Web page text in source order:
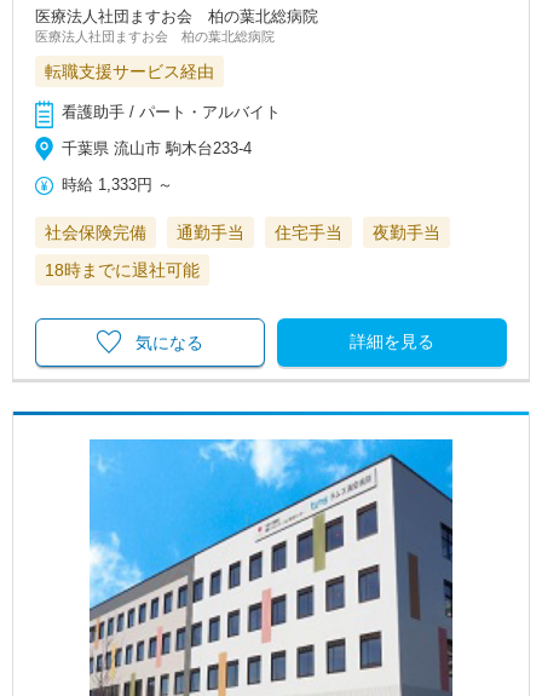
医療法人社団ますお会 柏の葉北総病院
医療法人社団ますお会 柏の葉北総病院
転職支援サービス経由
看護助手 / パート・アルバイト
千葉県 流山市 駒木台233-4
時給 1,333円 ～
社会保険完備 通勤手当 住宅手当
夜勤手当
18時までに退社可能
詳細を見る
気になる